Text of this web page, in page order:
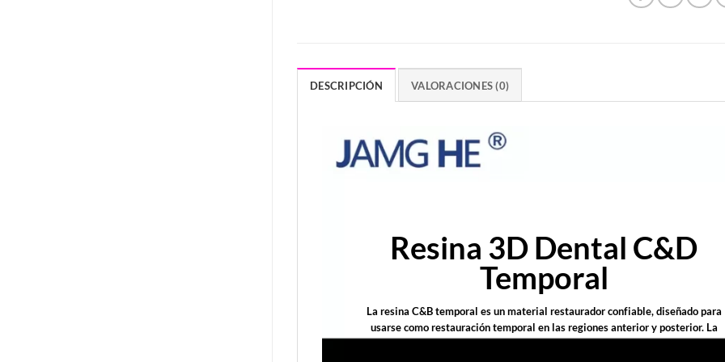
DESCRIPCIÓN VALORACIONES (0)
Resina 3D Dental C&D
Temporal
La resina C&B temporal es un material restaurador confiable, diseñado para
usarse como restauración temporal en las regiones anterior y posterior. La
resina es fácil de usar y garantiza resultados predecibles durante el proceso